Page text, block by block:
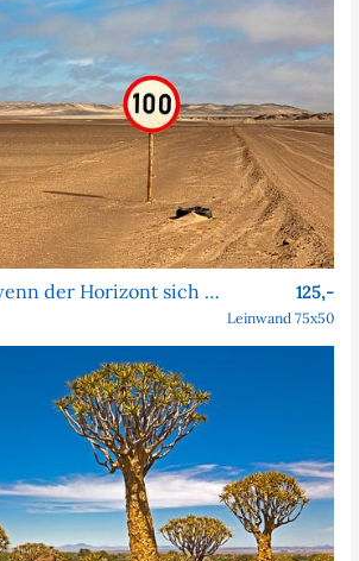
Wohin eilst du, wenn der Horizont sich nie nähert? 125,-
Leinwand 75x50